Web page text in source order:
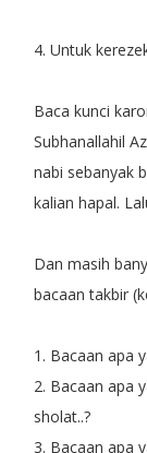
4. Untuk
Baca kunci
Subhanallahil
nabi sebanyak
kalian hapal.
Dan masih
bacaan takbir
1. Bacaan apa
2. Bacaan apa
sholat..?
3. Bacaan apa